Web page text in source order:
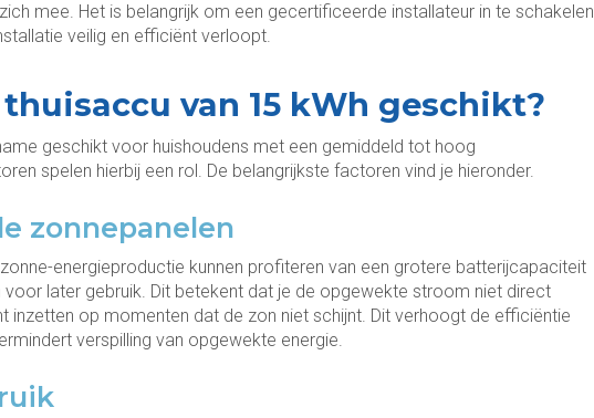
mee. Het is belangrijk om een gecertificeerde installateur in te schakelen
veilig en efficiënt verloopt.
van 15 kWh geschikt?
geschikt voor huishoudens met een gemiddeld tot hoog
spelen hierbij een rol. De belangrijkste factoren vind je hieronder.
zonnepanelen
energieproductie kunnen profiteren van een grotere batterijcapaciteit
later gebruik. Dit betekent dat je de opgewekte stroom niet direct
inzetten op momenten dat de zon niet schijnt. Dit verhoogt de efficiëntie
verspilling van opgewekte energie.